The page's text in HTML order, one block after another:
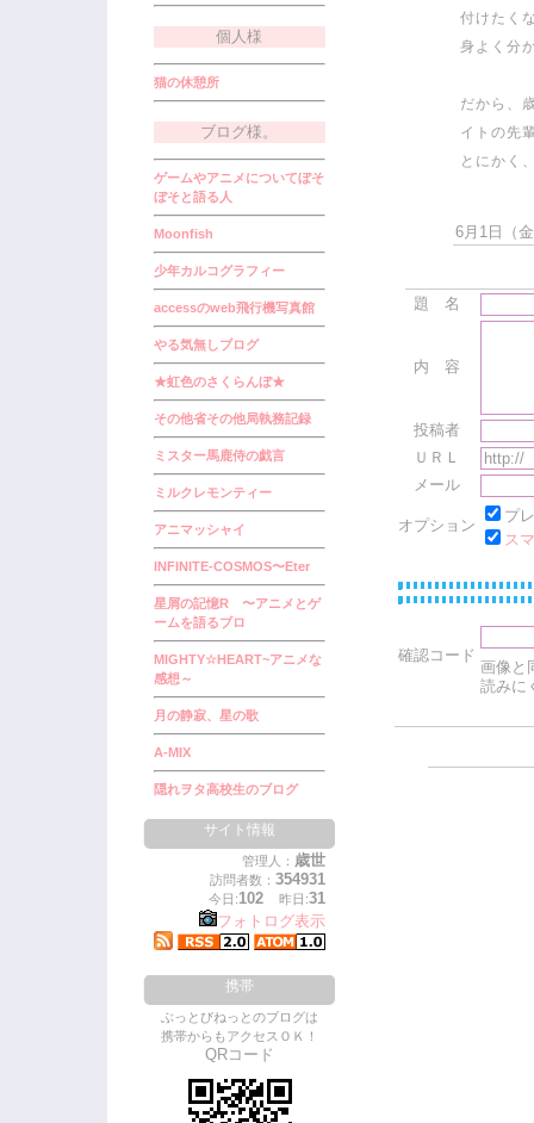
個人様
猫の休憩所
ブログ様。
ゲームやアニメについてぼそ
ぼそと語る人
Moonfish
少年カルコグラフィー
accessのweb飛行機写真館
やる気無しブログ
★虹色のさくらんぼ★
その他省その他局執務記録
ミスター馬鹿侍の戯言
ミルクレモンティー
アニマッシャイ
INFINITE-COSMOS〜Eter
星屑の記憶R 〜アニメとゲ
ームを語るブロ
MIGHTY☆HEART~アニメな
感想～
月の静寂、星の歌
A-MIX
隠れヲタ高校生のブログ
サイト情報
管理人： 歳世
訪問者数： 354931
今日:102 昨日:31
フォトログ表示
携帯
ぶっとびねっとのブログは
携帯からもアクセスＯＫ！
QRコード
付けたく
身よく分
だから、
イトの先
とにかく
6月1日（
題 名
内 容
投稿者
ＵＲＬ
メール
オプション
プ
ス
確認コード
画像と
読みに